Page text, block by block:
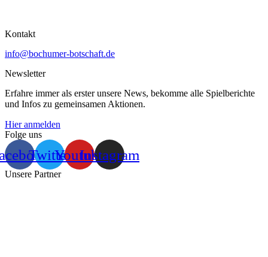
Kontakt
info@bochumer-botschaft.de
Newsletter
Erfahre immer als erster unsere News, bekomme alle Spielberichte
und Infos zu gemeinsamen Aktionen.
Hier anmelden
Folge uns
TwitterYoutubeInstagram
Unsere Partner